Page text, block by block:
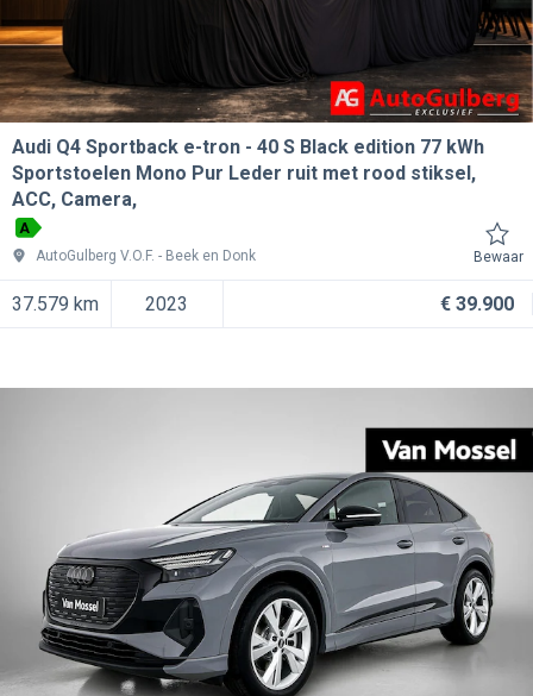
Audi Q4 Sportback e-tron
40 S Black edition 77 kWh
Sportstoelen Mono Pur Leder ruit met rood stiksel,
ACC, Camera,
A
AutoGulberg V.O.F.
Beek en Donk Bewaar
37.579 km 2023 € 39.900